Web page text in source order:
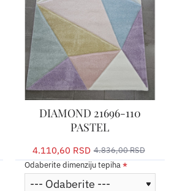
DIAMOND 21696-110
PASTEL
4.110,60 RSD 4.836,00 RSD
Odaberite dimenziju tepiha